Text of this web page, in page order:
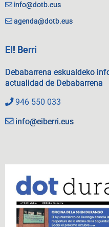
info@dotb.eus
agenda@dotb.eus
EI! Berri
Debabarrena eskualdeko
actualidad de Debabarrena
946 550 033
info@eiberri.eus